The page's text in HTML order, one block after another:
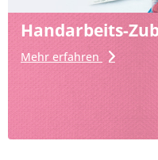
Handarbeits-
Mehr erfahren